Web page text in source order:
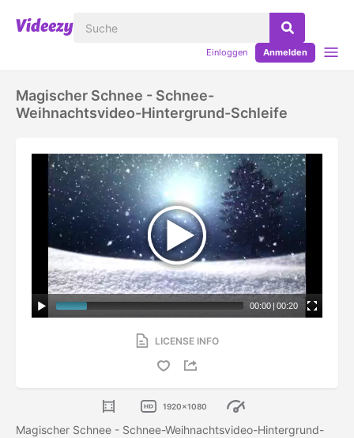
Einloggen Anmelden
Magischer Schnee - Schnee-
Weihnachtsvideo-Hintergrund-Schleife
00:00 | 00:20
LICENSE INFO
1920x1080
Magischer Schnee - Schnee-Weihnachtsvideo-Hintergrund-